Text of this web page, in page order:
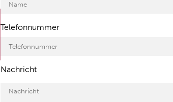
Telefonnummer
Nachricht